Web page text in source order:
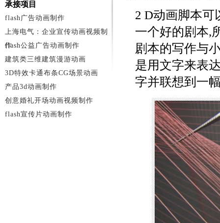
2 D动画脚本可
一个好的剧本,
剧本的写作与
是用文字来表
字并联想到一
承接项目
flash广告动画制作
上海电气：企业宣传动画视频制
作
flash公益广告动画制作
建筑类三维建筑漫游动画
3D特效卡通布条CG场景动画
产品3d动画制作
创意婚礼开场动画视频制作
flash宣传片动画制作